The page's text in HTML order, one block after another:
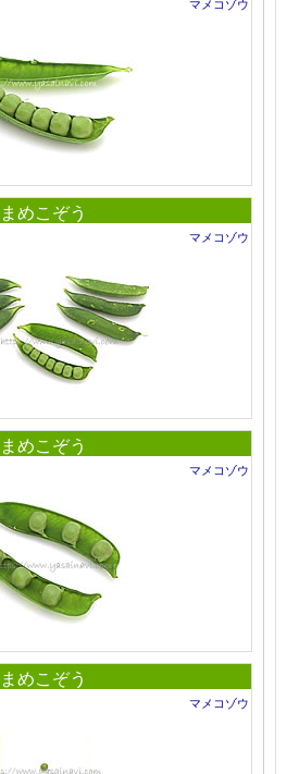
まめこぞう
マメコゾウ
まめこぞう
マメコゾウ
まめこぞう
マメコゾウ